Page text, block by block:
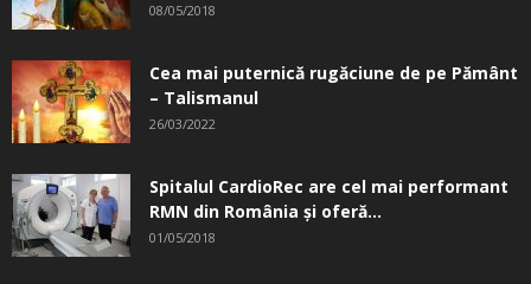
08/05/2018
Cea mai puternică rugăciune de pe Pământ
– Talismanul
26/03/2022
Spitalul CardioRec are cel mai performant
RMN din România și oferă...
01/05/2018